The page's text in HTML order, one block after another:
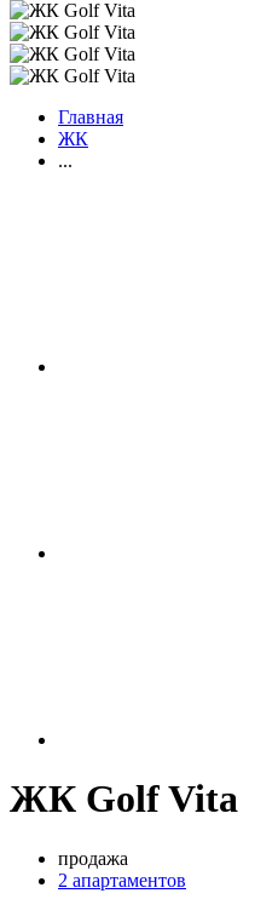
Главная
ЖК
...
ЖК Golf Vita
продажа
2 апартаментов